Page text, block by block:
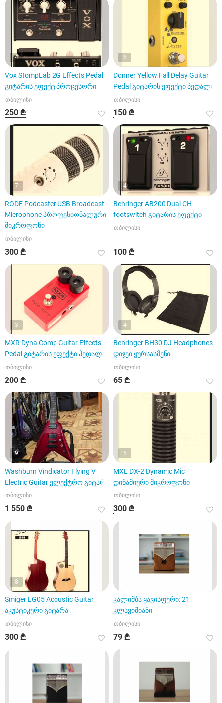
4
Vox StompLab 2G Effects Pedal
გიტარის ეფექტ პროცესორი
თბილისი
250 ₾
6
Donner Yellow Fall Delay Guitar
Pedal გიტარის ეფექტი პედალი
თბილისი
150 ₾
7
RODE Podcaster USB Broadcast
Microphone პროფესიონალური
მიკროფონი
თბილისი
300 ₾
4
Behringer AB200 Dual CH
footswitch გიტარის ეფექტი
თბილისი
100 ₾
3
MXR Dyna Comp Guitar Effects
Pedal გიტარის ეფექტი პედალი
თბილისი
200 ₾
4
Behringer BH30 DJ Headphones
დიჯეი ყურსასმენი
თბილისი
65 ₾
9
Washburn Vindicator Flying V
Electric Guitar ელექტრო გიტარა
თბილისი
1 550 ₾
5
MXL DX-2 Dynamic Mic
დინამიური მიკროფონი
თბილისი
300 ₾
8
Smiger LG05 Acoustic Guitar
აკუსტიკური გიტარა
თბილისი
300 ₾
კალიმბა ყავისფერი: 21
კლავიშიანი
თბილისი
79 ₾